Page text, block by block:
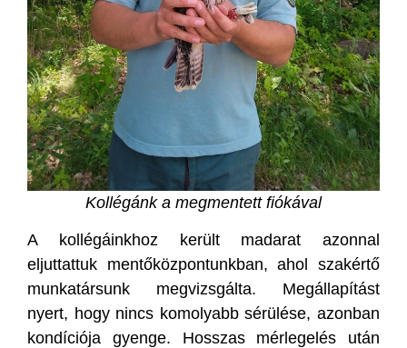
Kollégánk a megmentett fiókával
A kollégáinkhoz került madarat azonnal
eljuttattuk mentőközpontunkban, ahol szakértő
munkatársunk megvizsgálta. Megállapítást
nyert, hogy nincs komolyabb sérülése, azonban
kondíciója gyenge. Hosszas mérlegelés után